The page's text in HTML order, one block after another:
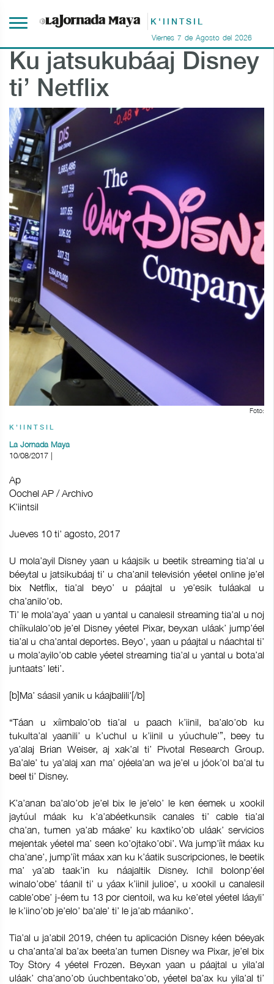
K'IINTSIL
Viernes 7 de Agosto del 2026
Ku jatsukubáaj Disney
ti’ Netflix
Foto:
K'IINTSIL
La Jornada Maya
10/08/2017 |
Ap
Oochel AP / Archivo
K'iintsil
Jueves 10 ti' agosto, 2017
U mola’ayil Disney yaan u káajsik u beetik streaming tia’al u
béeytal u jatsikubáaj ti’ u cha’anil televisión yéetel online je’el
bix Netflix, tia’al beyo’ u páajtal u ye’esik tuláakal u
cha’anilo’ob.
Ti’ le mola’aya’ yaan u yantal u canalesil streaming tia’al u noj
chíikulalo’ob je’el Disney yéetel Pixar, beyxan uláak’ jump’éel
tia’al u cha’antal deportes. Beyo’, yaan u páajtal u náachtal ti’
u mola’ayilo’ob cable yéetel streaming tia’al u yantal u bota’al
juntaats’ leti’.
[b]Ma’ sáasil yanik u káajbalili'[/b]
“Táan u xíimbalo’ob tia’al u paach k’iinil, ba’alo’ob ku
tukulta’al yaanili’ u k’uchul u k’iinil u yúuchule’”, beey tu
ya’alaj Brian Weiser, aj xak’al ti’ Pivotal Research Group.
Ba’ale’ tu ya’alaj xan ma’ ojéela’an wa je’el u jóok’ol ba’al tu
beel ti’ Disney.
K’a’anan ba’alo’ob je’el bix le je’elo’ le ken éemek u xookil
jaytúul máak ku k’a’abéetkunsik canales ti’ cable tia’al
cha’an, tumen ya’ab máake’ ku kaxtiko’ob uláak’ servicios
mejentak yéetel ma’ seen ko’ojtako’obi’. Wa jump’íit máax ku
cha’ane’, jump’íit máax xan ku k’áatik suscripciones, le beetik
ma’ ya’ab taak’in ku náajaltik Disney. Ichil bolonp’éel
winalo’obe’ táanil ti’ u yáax k’iinil julioe’, u xookil u canalesil
cable’obe’ j-éem tu 13 por cientoil, wa ku ke’etel yéetel láayli’
le k’iino’ob je’elo’ ba’ale’ ti’ le ja’ab máaniko’.
Tia’al u ja’abil 2019, chéen tu aplicación Disney kéen béeyak
u cha’anta’al ba’ax beeta’an tumen Disney wa Pixar, je’el bix
Toy Story 4 yéetel Frozen. Beyxan yaan u páajtal u yila’al
uláak’ cha’ano’ob úuchbentako’ob, yéetel ba’ax ku yila’al ti’